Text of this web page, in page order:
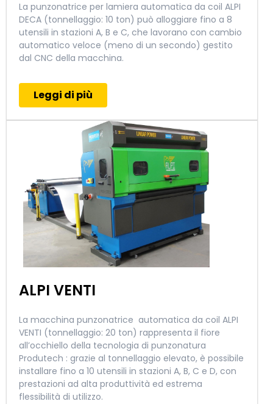
La punzonatrice per lamiera automatica da coil ALPI
DECA (tonnellaggio: 10 ton) può alloggiare fino a 8
utensili in stazioni A, B e C, che lavorano con cambio
automatico veloce (meno di un secondo) gestito
dal CNC della macchina.
Leggi di più
ALPI VENTI
La macchina punzonatrice automatica da coil ALPI
VENTI (tonnellaggio: 20 ton) rappresenta il fiore
all’occhiello della tecnologia di punzonatura
Produtech : grazie al tonnellaggio elevato, è possibile
installare fino a 10 utensili in stazioni A, B, C e D, con
prestazioni ad alta produttività ed estrema
flessibilità di utilizzo.